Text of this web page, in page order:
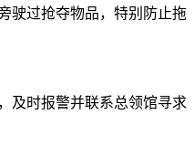
驶过抢夺物品，特别防止拖
时报警并联系总领馆寻求